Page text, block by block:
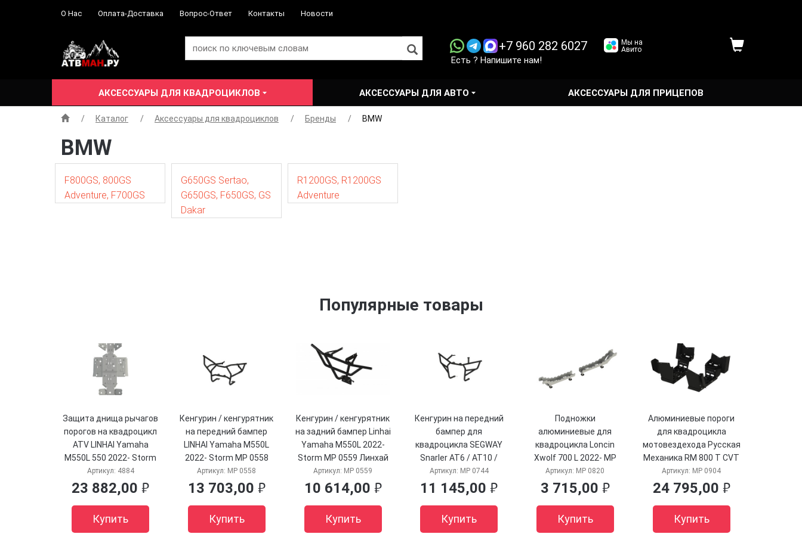
О Нас Оплата-Доставка Вопрос-Ответ Контакты Новости
+7 960 282 6027
Есть ? Напишите нам!
Мы на
Авито
АКСЕССУАРЫ ДЛЯ КВАДРОЦИКЛОВ АКСЕССУАРЫ ДЛЯ АВТО АКСЕССУАРЫ ДЛЯ ПРИЦЕПОВ
Каталог Аксессуары для квадроциклов Бренды BMW
BMW
F800GS, 800GS
Adventure, F700GS
G650GS Sertao,
G650GS, F650GS, GS
Dakar
R1200GS, R1200GS
Adventure
Популярные товары
Защита днища рычагов
порогов на квадроцикл
ATV LINHAI Yamaha
M550L 550 2022- Storm
40.4884 атв Линхай
ямаха M550l 4884
Артикул: 4884
23 882,00 руб.
Купить
Кенгурин / кенгурятник
на передний бампер
LINHAI Yamaha M550L
2022- Storm MP 0558
Линхай ямаха м550л
Шторм мп 0558
Артикул: MP 0558
13 703,00 руб.
Купить
Кенгурин / кенгурятник
на задний бампер Linhai
Yamaha M550L 2022-
Storm MP 0559 Линхай
ямаха м550л Шторм мп
0559
Артикул: MP 0559
10 614,00 руб.
Купить
Кенгурин на передний
бампер для
квадроцикла SEGWAY
Snarler AT6 / AT10 /
Сигвей Снарлер ат6
Storm MP 0744
Артикул: MP 0744
11 145,00 руб.
Купить
Подножки
алюминиевые для
квадроцикла Loncin
Xwolf 700 L 2022- MP
0820 Лончин / Лонсин х
вольф Шторм мп 0820
Storm
Артикул: MP 0820
3 715,00 руб.
Купить
Алюминиевые пороги
для квадроцикла
мотовездехода Русская
Механика RM 800 T CVT
FullWD 2023- MP 0904
Storm МП 0904 Шторм
РМ 800 Т
Артикул: MP 0904
24 795,00 руб.
Купить